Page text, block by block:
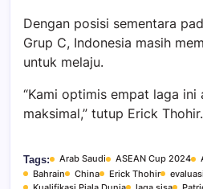
Dengan posisi sementara
Grup C, Indonesia masih
untuk melaju.
“Kami optimis empat laga ini
maksimal,” tutup Erick Thohir.
Tags: Arab Saudi ASEAN Cup 2024
Bahrain
China Erick Thohir evaluasi